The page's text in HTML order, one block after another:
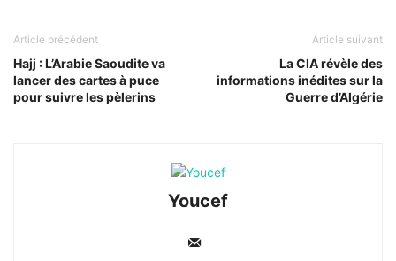
Article précédent
Hajj : L’Arabie Saoudite va
lancer des cartes à puce
pour suivre les pèlerins
Article suivant
La CIA révèle des
informations inédites sur la
Guerre d’Algérie
Youcef